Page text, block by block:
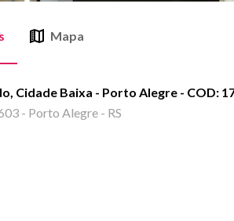
Mapa
Cidade Baixa - Porto Alegre - COD:
- Porto Alegre - RS